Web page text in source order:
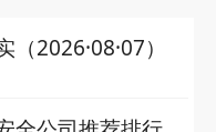
2026·08·07）